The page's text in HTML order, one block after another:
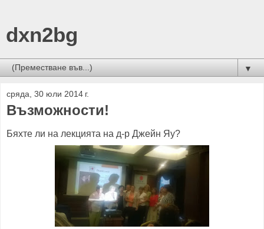
dxn2bg
▼
сряда, 30 юли 2014 г.
Възможности!
Бяхте ли на лекцията на д-р Джейн Яу?